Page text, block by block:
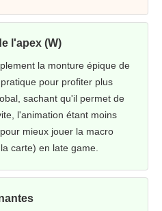
l'apex (W)
la monture épique de
pour profiter plus
sachant qu'il permet de
l'animation étant moins
mieux jouer la macro
carte) en late game.